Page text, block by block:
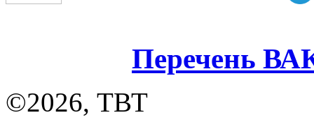
Перечень
©2026, ТВТ